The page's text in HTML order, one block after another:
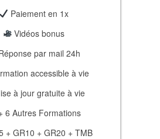
Paiement en 1x
Vidéos bonus
par mail 24h
accessible à vie
à jour gratuite à vie
6 Autres Formations
+ GR10 + GR20 + TMB